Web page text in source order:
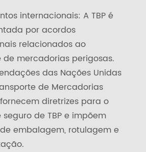
internacionais: A TBP é
por acordos
relacionados ao
mercadorias perigosas.
das Nações Unidas
de Mercadorias
diretrizes para o
de TBP e impõem
embalagem, rotulagem e